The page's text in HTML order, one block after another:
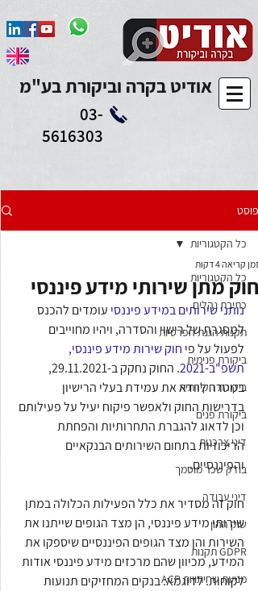
Add to Calendar
אודיט בקרה וביקורת בע"מ
03-
5616303
פוסט
כל הקטגוריות
כתיבת נהלים
תקנות הגנת הפרטיות
ביקורת פנימית
ביקורת חקירתית
ביקורת פנים
דיני צרכנות
בודק שכר מוסמך
דיני עבודה
שוק ההון
GDPR תקנות
מניעת שחיתויות ACP
כל הקטגוריות
חוק מתן שירותי מידע פיננסי
זמן קריאה 4 דקות
נותני שירותים במידע פיננסי עומדים להכנס
למסגרת של רישוי והסדרה, ויהיו מחוייבים
לפעול על פי חוק שירות מידע פיננסי,
תשפ"ב-2021
. החוק נחקק ב-29.11.2021,
במטרה לוודא את עמידת בעלי הרישיון
בדרישות החוק ולאפשר פיקוח יעיל על פעילותם
וכן לדאוג להגברת התחרותיות והפחתת
הריכוזיות בתחום השירותים הבנקאיים
והפיננסיים.
חוק זה מסדיר את כלל הפעילות הכלולה במתן
שירותי מידע פיננסי, הן מצד הגופים שייתנו את
השירות והן מצד הגופים הפיננסיים שיספקו את
המידע, מכיוון שהם מרכזים מידע פיננסי אודות
לקוחות. לדוגמא: בנקים המחזיקים תנועות